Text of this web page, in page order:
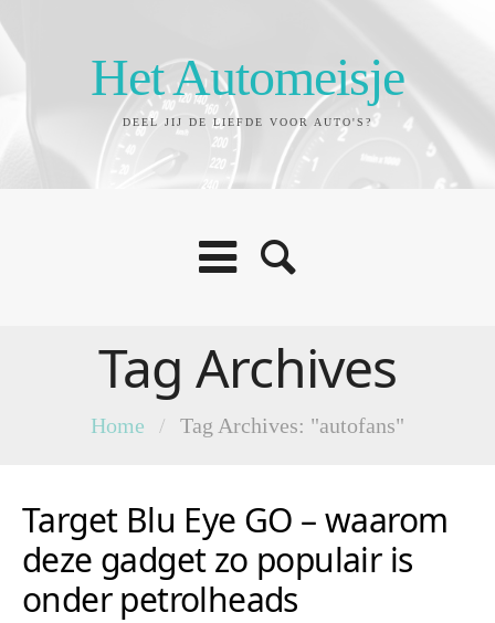
Het Automeisje
DEEL JIJ DE LIEFDE VOOR AUTO'S?
Tag Archives
Home / Tag Archives: "autofans"
Target Blu Eye GO – waarom
deze gadget zo populair is
onder petrolheads